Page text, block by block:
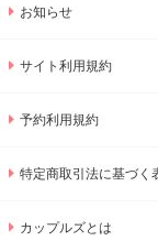
お知らせ
サイト利用規約
予約利用規約
特定商取引法に基づく
カップルズとは